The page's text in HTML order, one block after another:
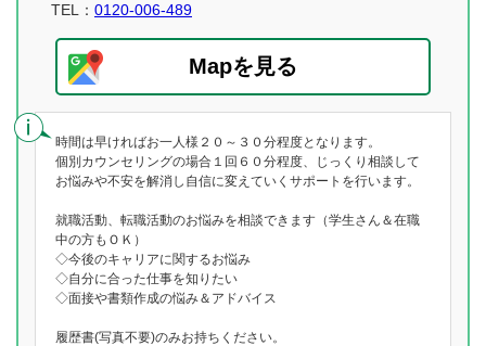
TEL： 0120-006-489
Mapを見る
時間は早ければお一人様２０～３０分程度となります。
個別カウンセリングの場合１回６０分程度、じっくり相談して
お悩みや不安を解消し自信に変えていくサポートを行います。
就職活動、転職活動のお悩みを相談できます（学生さん＆在職
中の方もＯＫ）
◇今後のキャリアに関するお悩み
◇自分に合った仕事を知りたい
◇面接や書類作成の悩み＆アドバイス
履歴書(写真不要)のみお持ちください。